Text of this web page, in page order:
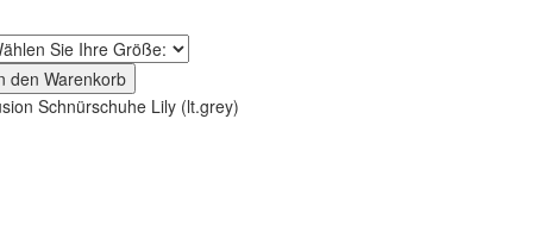
den Warenkorb
Schnürschuhe Lily (lt.grey)